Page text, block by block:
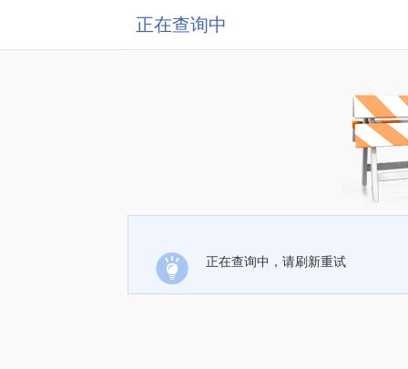
正在查询中
正在查询中，请刷新重试